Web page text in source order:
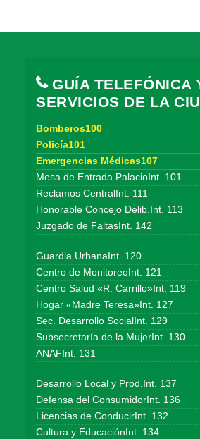
GUÍA TELEFÓNICA
SERVICIOS DE LA
Bomberos100
Policía101
Emergencias Médicas107
Mesa de Entrada PalacioInt. 101
Reclamos CentralInt. 111
Honorable Concejo Delib.Int. 113
Juzgado de FaltasInt. 142
Guardia UrbanaInt. 120
Centro de MonitoreoInt. 121
Centro Salud «R. Carrillo»Int. 119
Hogar «Madre Teresa»Int. 127
Sec. Desarrollo SocialInt. 129
Subsecretaría de la MujerInt. 130
ANAFInt. 131
Desarrollo Local y Prod.Int. 137
Defensa del ConsumidorInt. 136
Licencias de ConducirInt. 132
Cultura y EducaciónInt. 134